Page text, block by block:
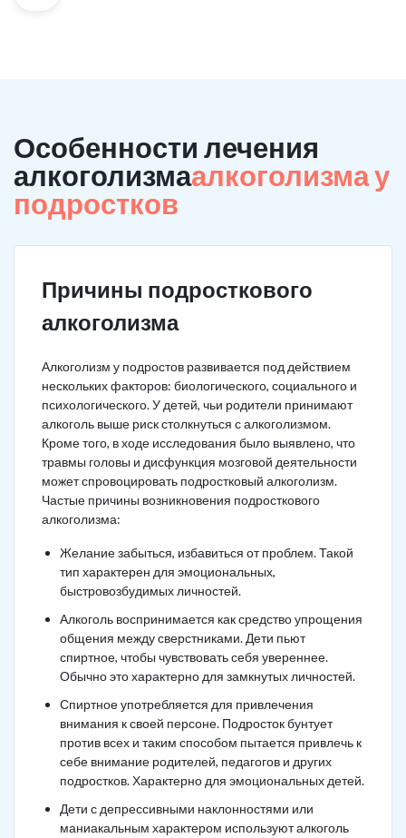
Особенности лечения
алкоголизмаалкоголизма у
подростков
Причины подросткового
алкоголизма
Алкоголизм у подростов развивается под действием
нескольких факторов: биологического, социального и
психологического. У детей, чьи родители принимают
алкоголь выше риск столкнуться с алкоголизмом.
Кроме того, в ходе исследования было выявлено, что
травмы головы и дисфункция мозговой деятельности
может спровоцировать подростковый алкоголизм.
Частые причины возникновения подросткового
алкоголизма:
Желание забыться, избавиться от проблем. Такой
тип характерен для эмоциональных,
быстровозбудимых личностей.
Алкоголь воспринимается как средство упрощения
общения между сверстниками. Дети пьют
спиртное, чтобы чувствовать себя увереннее.
Обычно это характерно для замкнутых личностей.
Спиртное употребляется для привлечения
внимания к своей персоне. Подросток бунтует
против всех и таким способом пытается привлечь к
себе внимание родителей, педагогов и других
подростков. Характерно для эмоциональных детей.
Дети с депрессивными наклонностями или
маниакальным характером используют алкоголь